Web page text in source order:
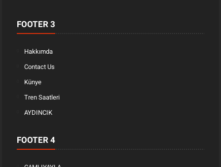
FOOTER 3
Hakkımda
Contact Us
Künye
Tren Saatleri
AYDINCIK
FOOTER 4